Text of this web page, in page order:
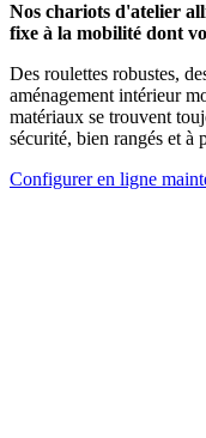
Nos chariots d'atelier
fixe à la mobilité dont
Des roulettes robustes,
aménagement intérieur
matériaux se trouvent
sécurité, bien rangés et à
Configurer en ligne